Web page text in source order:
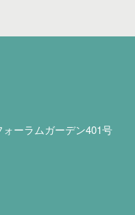
ーラムガーデン401号